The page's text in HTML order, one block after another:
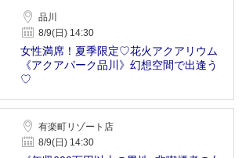
品川
8/9(日) 14:30
女性満席！夏季限定♡花火アクアリウム
《アクアパーク品川》幻想空間で出逢う
♡
有楽町リゾート店
8/9(日) 14:30